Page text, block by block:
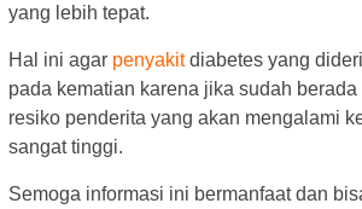
yang lebih tepat.
Hal ini agar penyakitdiabetes yang
pada kematian karena jika sudah
resiko penderita yang akan mengalami
sangat tinggi.
Semoga informasi ini bermanfaat dan